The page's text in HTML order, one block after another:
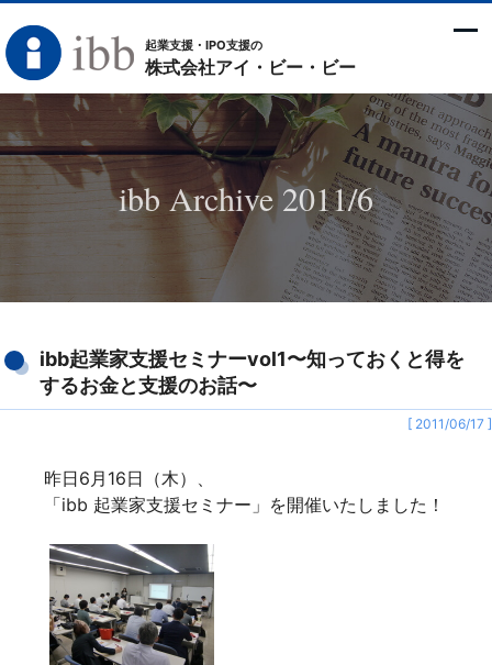
起業支援・IPO支援の
株式会社アイ・ビー・ビー
ibb Archive 2011/6
ibb起業家支援セミナーvol1〜知っておくと得を
するお金と支援のお話〜
[ 2011/06/17 ]
昨日6月16日（木）、
「ibb 起業家支援セミナー」を開催いたしました！